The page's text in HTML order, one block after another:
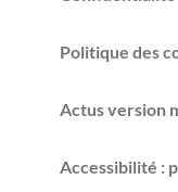
Politique des
Actus version
Accessibilité :